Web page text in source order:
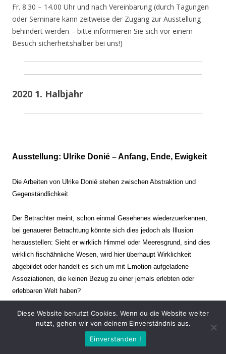
Fr. 8.30 – 14.00 Uhr und nach Vereinbarung (durch Tagungen
oder Seminare kann zeitweise der Zugang zur Ausstellung
behindert werden – bitte informieren Sie sich vor einem
Besuch sicherheitshalber bei uns!)
2020 1. Halbjahr
Ausstellung: Ulrike Donié – Anfang, Ende, Ewigkeit
Die Arbeiten von Ulrike Donié stehen zwischen Abstraktion und
Gegenständlichkeit.
Der Betrachter meint, schon einmal Gesehenes wiederzuerkennen,
bei genauerer Betrachtung könnte sich dies jedoch als Illusion
herausstellen: Sieht er wirklich Himmel oder Meeresgrund, sind dies
wirklich fischähnliche Wesen, wird hier überhaupt Wirklichkeit
abgebildet oder handelt es sich um mit Emotion aufgeladene
Assoziationen, die keinen Bezug zu einer jemals erlebten oder
erlebbaren Welt haben?
Verharren und Dynamik stehen sich dabei gegenüber. Zeit steht still
oder verrinnt im Nu. Es soll dabei eine Spannung, auch farblich, bis
zur Schmerzgrenze erzeugt werden. Die Arbeiten stellen ambivalente
Diese Website benutzt Cookies. Wenn du die Website weiter
nutzt, gehen wir von deinem Einverständnis aus.
Einverstanden !